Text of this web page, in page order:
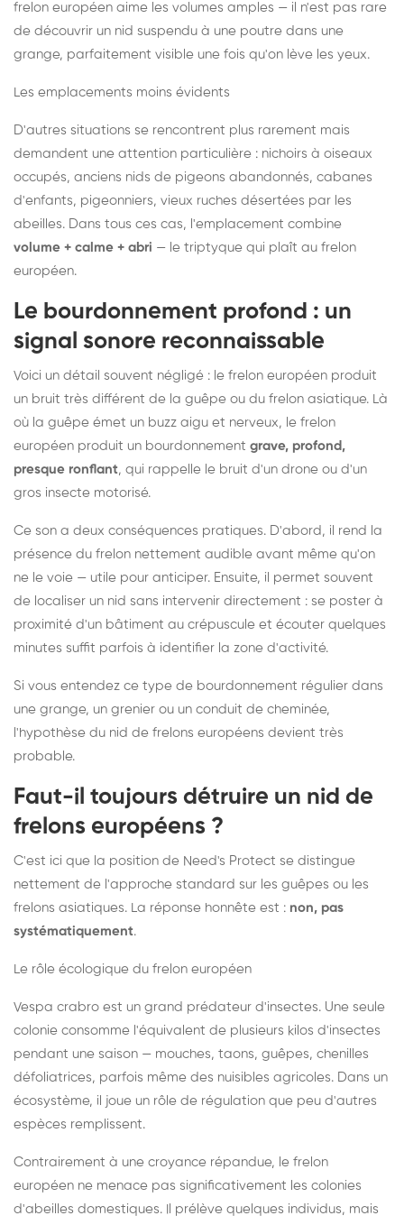
frelon européen aime les volumes amples — il n'est pas rare
de découvrir un nid suspendu à une poutre dans une
grange, parfaitement visible une fois qu'on lève les yeux.
Les emplacements moins évidents
D'autres situations se rencontrent plus rarement mais
demandent une attention particulière : nichoirs à oiseaux
occupés, anciens nids de pigeons abandonnés, cabanes
d'enfants, pigeonniers, vieux ruches désertées par les
abeilles. Dans tous ces cas, l'emplacement combine
volume + calme + abri — le triptyque qui plaît au frelon
européen.
Le bourdonnement profond : un
signal sonore reconnaissable
Voici un détail souvent négligé : le frelon européen produit
un bruit très différent de la guêpe ou du frelon asiatique. Là
où la guêpe émet un buzz aigu et nerveux, le frelon
européen produit un bourdonnement grave, profond,
presque ronflant, qui rappelle le bruit d'un drone ou d'un
gros insecte motorisé.
Ce son a deux conséquences pratiques. D'abord, il rend la
présence du frelon nettement audible avant même qu'on
ne le voie — utile pour anticiper. Ensuite, il permet souvent
de localiser un nid sans intervenir directement : se poster à
proximité d'un bâtiment au crépuscule et écouter quelques
minutes suffit parfois à identifier la zone d'activité.
Si vous entendez ce type de bourdonnement régulier dans
une grange, un grenier ou un conduit de cheminée,
l'hypothèse du nid de frelons européens devient très
probable.
Faut-il toujours détruire un nid de
frelons européens ?
C'est ici que la position de Need's Protect se distingue
nettement de l'approche standard sur les guêpes ou les
frelons asiatiques. La réponse honnête est : non, pas
systématiquement.
Le rôle écologique du frelon européen
Vespa crabro est un grand prédateur d'insectes. Une seule
colonie consomme l'équivalent de plusieurs kilos d'insectes
pendant une saison — mouches, taons, guêpes, chenilles
défoliatrices, parfois même des nuisibles agricoles. Dans un
écosystème, il joue un rôle de régulation que peu d'autres
espèces remplissent.
Contrairement à une croyance répandue, le frelon
européen ne menace pas significativement les colonies
d'abeilles domestiques. Il prélève quelques individus, mais